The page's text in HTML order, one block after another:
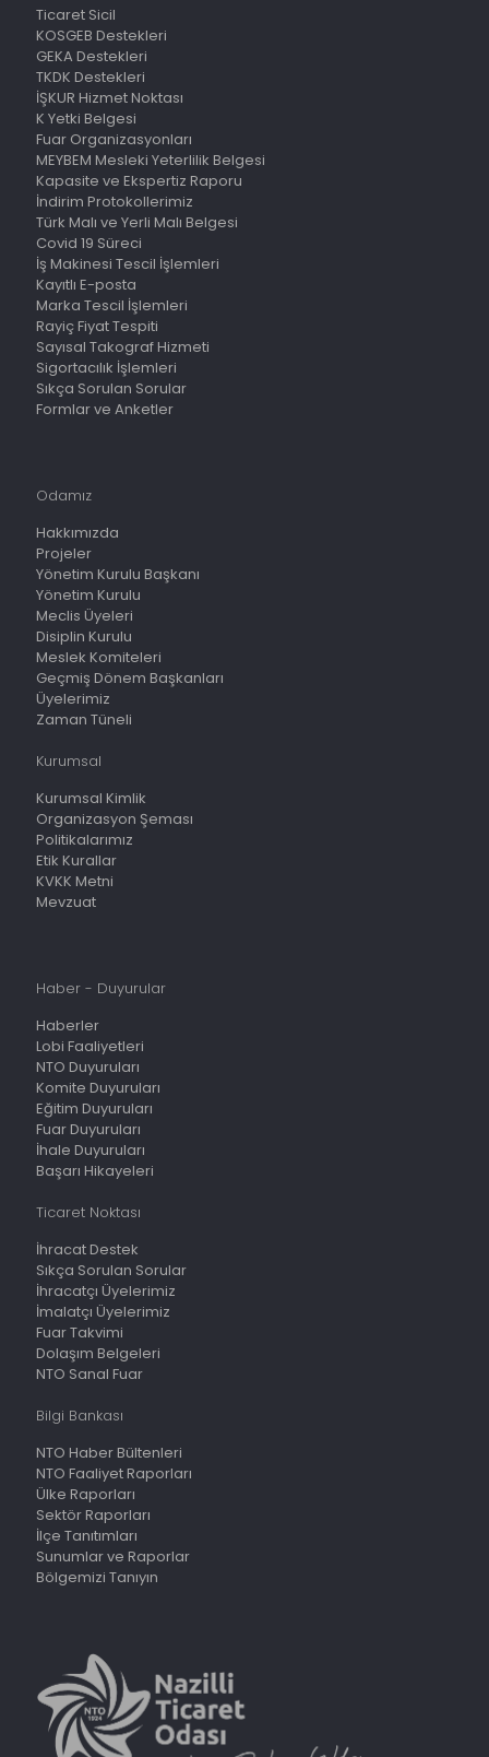
Ticaret Sicil
KOSGEB Destekleri
GEKA Destekleri
TKDK Destekleri
İŞKUR Hizmet Noktası
K Yetki Belgesi
Fuar Organizasyonları
MEYBEM Mesleki Yeterlilik Belgesi
Kapasite ve Ekspertiz Raporu
İndirim Protokollerimiz
Türk Malı ve Yerli Malı Belgesi
Covid 19 Süreci
İş Makinesi Tescil İşlemleri
Kayıtlı E-posta
Marka Tescil İşlemleri
Rayiç Fiyat Tespiti
Sayısal Takograf Hizmeti
Sigortacılık İşlemleri
Sıkça Sorulan Sorular
Formlar ve Anketler
Odamız
Hakkımızda
Projeler
Yönetim Kurulu Başkanı
Yönetim Kurulu
Meclis Üyeleri
Disiplin Kurulu
Meslek Komiteleri
Geçmiş Dönem Başkanları
Üyelerimiz
Zaman Tüneli
Kurumsal
Kurumsal Kimlik
Organizasyon Şeması
Politikalarımız
Etik Kurallar
KVKK Metni
Mevzuat
Haber - Duyurular
Haberler
Lobi Faaliyetleri
NTO Duyuruları
Komite Duyuruları
Eğitim Duyuruları
Fuar Duyuruları
İhale Duyuruları
Başarı Hikayeleri
Ticaret Noktası
İhracat Destek
Sıkça Sorulan Sorular
İhracatçı Üyelerimiz
İmalatçı Üyelerimiz
Fuar Takvimi
Dolaşım Belgeleri
NTO Sanal Fuar
Bilgi Bankası
NTO Haber Bültenleri
NTO Faaliyet Raporları
Ülke Raporları
Sektör Raporları
İlçe Tanıtımları
Sunumlar ve Raporlar
Bölgemizi Tanıyın